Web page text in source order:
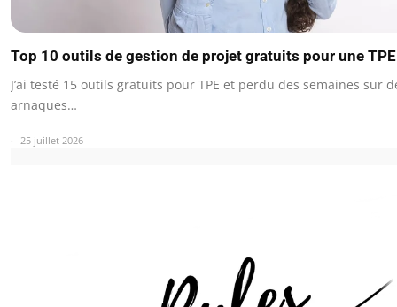
Top 10 outils de gestion de projet gratuits pour une
J’ai testé 15 outils gratuits pour TPE et perdu des semaines sur
arnaques…
25 juillet 2026